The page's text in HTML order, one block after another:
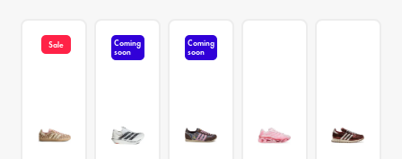
Sale
Coming
soon
Coming
soon